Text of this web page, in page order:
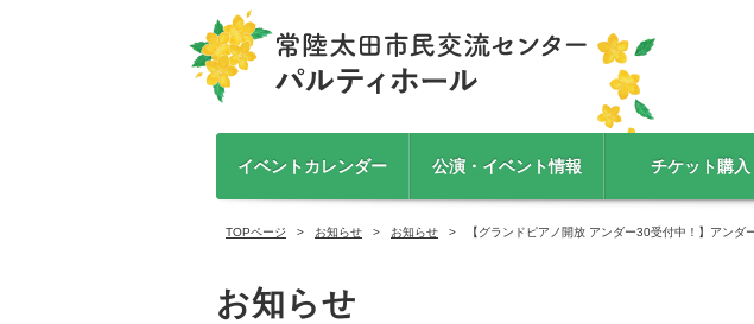
イベントカレンダー 公演・イベント情報 チケット購入
TOPページ お知らせ お知らせ 【グランドピアノ開放 アンダー30受付中！】アン
お知らせ